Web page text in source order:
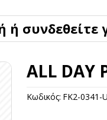
συνδεθείτε
ALL DAY
Κωδικός: FK2-0341-U